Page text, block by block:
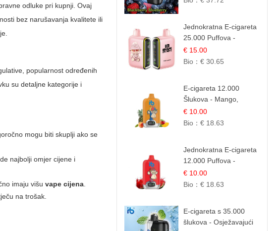
odluke pri kupnji. Ovaj
bez narušavanja kvalitete ili
popularnost određenih
su detaljne kategorije i
mogu biti skuplji ako se
najbolji omjer cijene i
imaju višuvape cijena
na trošak.
Jednokratna E-cigareta
25.000 Puffova -
Ružičasti Limun |
Osježavajuća Citrusna
€ 15.00
Bio： € 30.65
E-cigareta 12.000
Šlukova - Mango,
Ananas, Breskva |
Tropska Voćna
€ 10.00
Bio： € 18.63
Jednokratna E-cigareta
12.000 Puffova -
Lubenica Sladoled |
Ljetna Desertna Aroma
€ 10.00
Bio： € 18.63
E-cigareta s 35.000
šlukova - Osježavajući